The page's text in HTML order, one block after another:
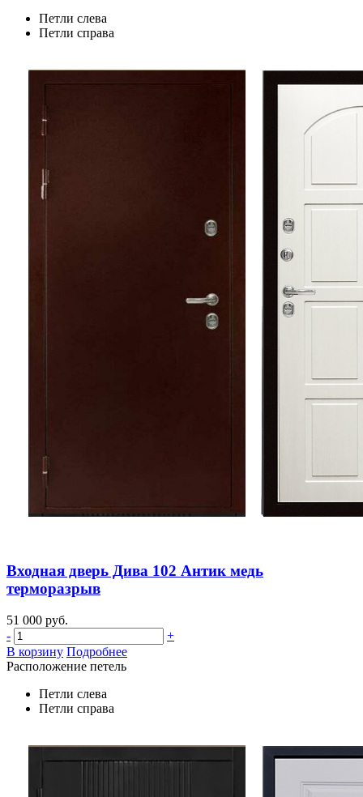
Петли слева
Петли справа
Входная дверь Дива 102 Антик медь
терморазрыв
51 000 руб.
-
+
В корзину Подробнее
Расположение петель
Петли слева
Петли справа